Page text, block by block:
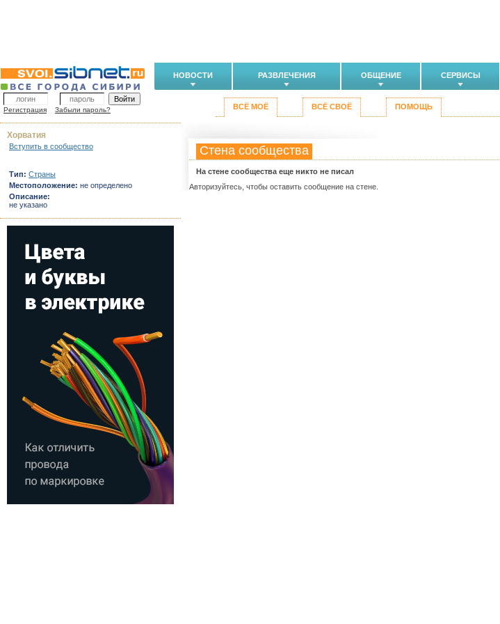
НОВОСТИ РАЗВЛЕЧЕНИЯ ОБЩЕНИЕ СЕРВИСЫ
Регистрация Забыли пароль? ВСЁ МОЁ ВСЁ СВОЁ ПОМОЩЬ
Стена сообщества
На стене сообщества еще никто не писал
Авторизуйтесь, чтобы оставить сообщение на стене.
Хорватия
Вступить в сообщество
Тип: Страны
Местоположение: не определено
Описание:
не указано